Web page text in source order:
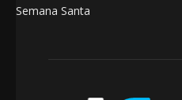
Semana Santa